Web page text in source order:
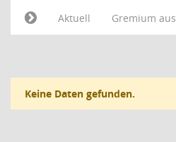
Aktuell
Gremium
Keine Daten gefunden.